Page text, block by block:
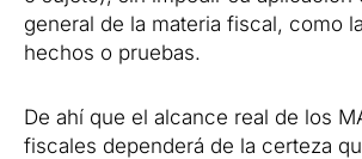
general de la materia fiscal, como
hechos o pruebas.
De ahí que el alcance real de los
fiscales dependerá de la certeza